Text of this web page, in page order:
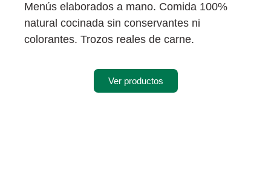
Menús elaborados a mano. Comida 100%
natural cocinada sin conservantes ni
colorantes. Trozos reales de carne.
Ver productos